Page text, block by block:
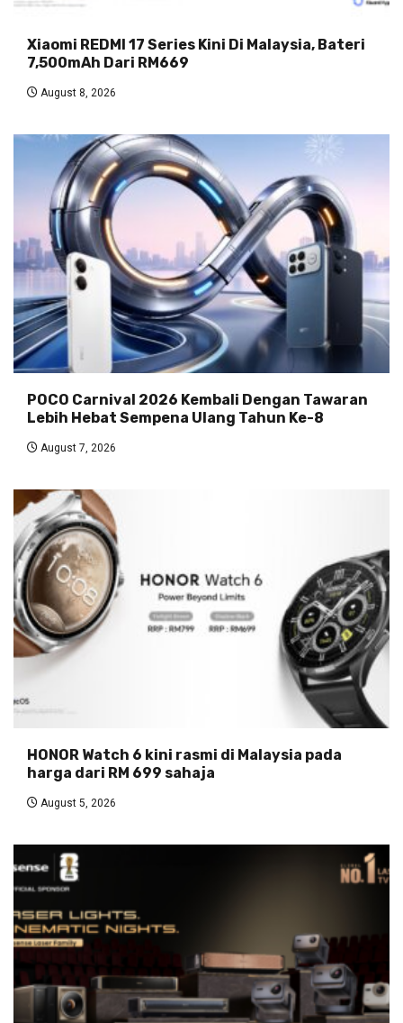
Xiaomi REDMI 17 Series Kini Di Malaysia, Bateri
7,500mAh Dari RM669
August 8, 2026
POCO Carnival 2026 Kembali Dengan Tawaran
Lebih Hebat Sempena Ulang Tahun Ke-8
August 7, 2026
HONOR Watch 6 kini rasmi di Malaysia pada
harga dari RM 699 sahaja
August 5, 2026